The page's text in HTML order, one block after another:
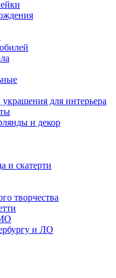
для интерьера
и декор
и скатерти
творчества
и ЛО